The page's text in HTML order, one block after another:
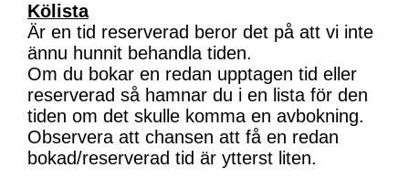
Kölista
Är en tid reserverad beror det på att vi inte
ännu hunnit behandla tiden.
Om du bokar en redan upptagen tid eller
reserverad så hamnar du i en lista för den
tiden om det skulle komma en avbokning.
Observera att chansen att få en redan
bokad/reserverad tid är ytterst liten.